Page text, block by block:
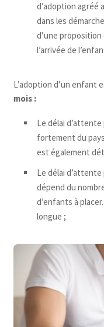
d’adoption agréé
dans les
d’une
l’arrivée de
L’adoption d’un enfant
mois :
Le délai
fortement du
est également
Le délai
dépend du
d’enfants à
longue ;